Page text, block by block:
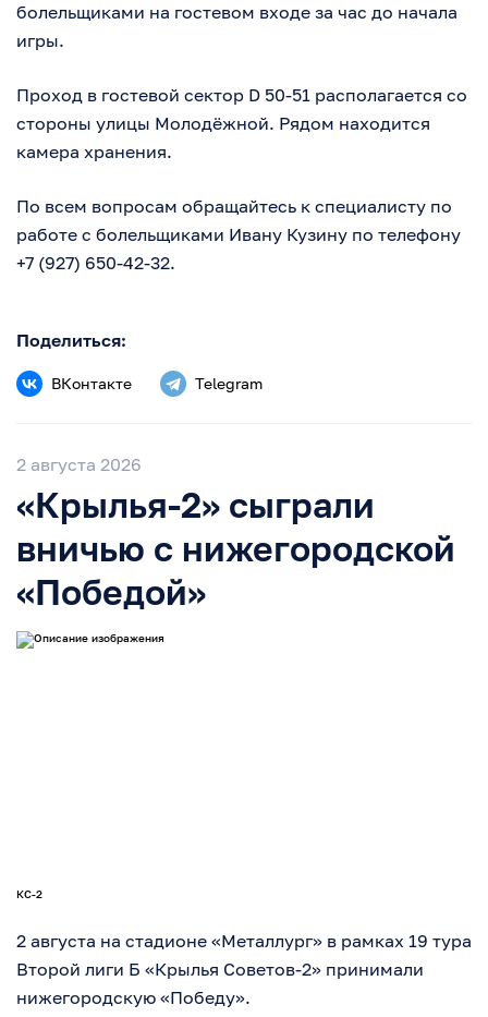
болельщиками на гостевом входе за час до начала
игры.
Проход в гостевой сектор D 50-51 располагается со
стороны улицы Молодёжной. Рядом находится
камера хранения.
По всем вопросам обращайтесь к специалисту по
работе с болельщиками Ивану Кузину по телефону
+7 (927) 650-42-32.
Поделиться:
ВКонтакте Telegram
2 августа 2026
«Крылья-2» сыграли
вничью с нижегородской
«Победой»
КС-2
2 августа на стадионе «Металлург» в рамках 19 тура
Второй лиги Б «Крылья Советов-2» принимали
нижегородскую «Победу».